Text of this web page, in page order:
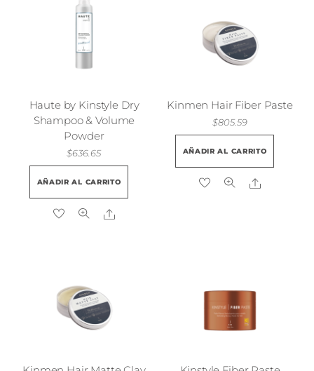
Haute by Kinstyle Dry
Shampoo & Volume
Powder
$636.65
AÑADIR AL CARRITO
Share
Kinmen Hair Fiber Paste
$805.59
AÑADIR AL CARRITO
Share